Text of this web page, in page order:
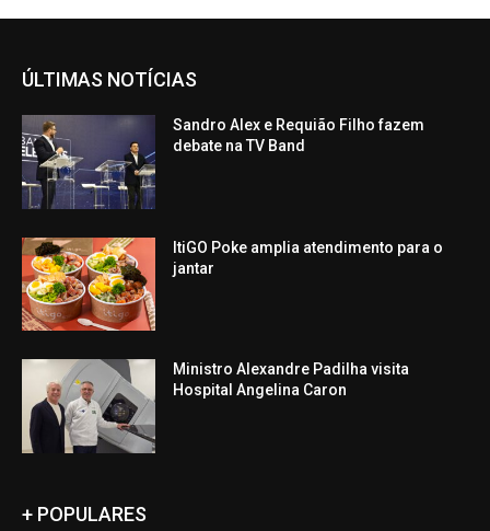
ÚLTIMAS NOTÍCIAS
Sandro Alex e Requião Filho fazem
debate na TV Band
ItiGO Poke amplia atendimento para o
jantar
Ministro Alexandre Padilha visita
Hospital Angelina Caron
+ POPULARES